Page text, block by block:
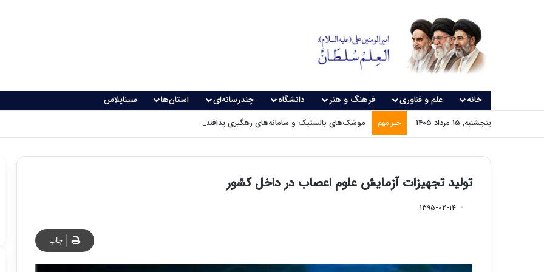
خانه علم و فناوری فرهنگ و هنر دانشگاه چندرسانه‌ای استان‌ها سیناپلاس
پنجشنبه, ۱۵ مرداد ۱۴۰۵ خبر مهم موشک‌های بالستیک و سامانه‌های رهگیری پدافندی چگونه کار می کنند؟
تولید تجهیزات آزمایش علوم اعصاب در داخل کشور
۱۳۹۵-۰۲-۱۴
چاپ